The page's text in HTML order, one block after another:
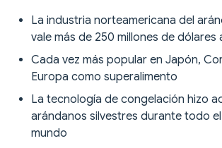
La industria norteamericana del
vale más de 250 millones de dólares
Cada vez más popular en Japón,
Europa como superalimento
La tecnología de congelación hizo
arándanos silvestres durante todo
mundo